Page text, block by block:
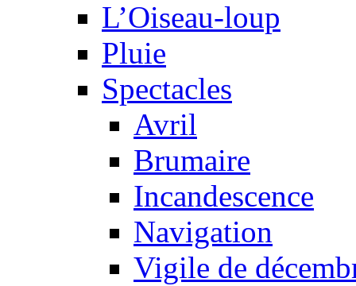
L’Oiseau-loup
Pluie
Spectacles
Avril
Brumaire
Incandescence
Navigation
Vigile de